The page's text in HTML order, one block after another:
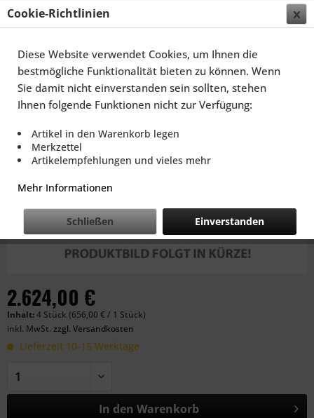
SCHMIDT FELGEN 16 ZOLL MODERN-LINE FÜR BMW
3ER E30, HIGHGLOSS SILBER
2.624,00 €
Inhalt:4 Stück (656,00 € / 1 Stück)
inkl. MwSt. zzgl. Versandkosten
Lieferzeit 10-15 Werktage
In den Warenkorb
Cookie-Richtlinien
Diese Website verwendet Cookies, um Ihnen die
bestmögliche Funktionalität bieten zu können. Wenn
Sie damit nicht einverstanden sein sollten, stehen
Ihnen folgende Funktionen nicht zur Verfügung:
Artikel in den Warenkorb legen
Merkzettel
Artikelempfehlungen und vieles mehr
Mehr Informationen
Einverstanden
Schließen